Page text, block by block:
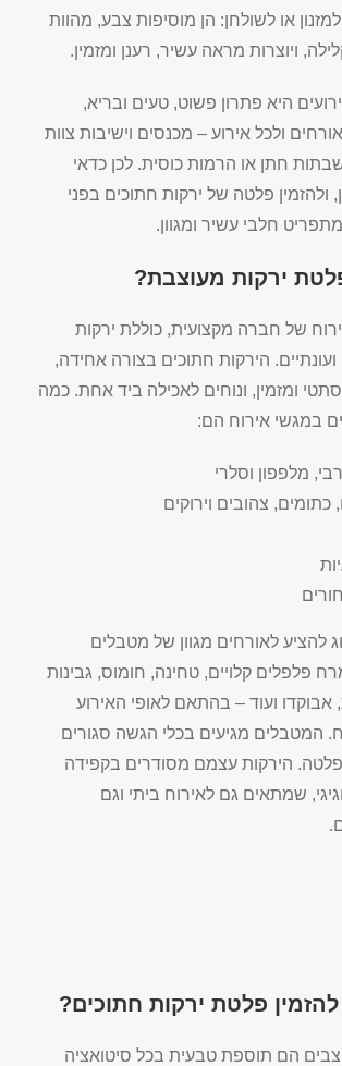
או לשולחן: הן מוסיפות צבע, מהוות
ויוצרות מראה עשיר, רענן ומזמין.
היא פתרון פשוט, טעים ובריא,
ולכל אירוע – מכנסים וישיבות צוות
חתן או הרמות כוסית. לכן כדאי
ולהזמין פלטה של ירקות חתוכים בפני
חלבי עשיר ומגוון.
ירקות מעוצבת?
של חברה מקצועית, כוללת ירקות
ועונתיים. הירקות חתוכים בצורה אחידה,
ומזמין, ונוחים לאכילה ביד אחת. כמה
במגשי אירוח הם:
מלפפון וסלרי
צהובים וירוקים
להציע לאורחים מגוון של מטבלים
פלפלים קלויים, טחינה, חומוס, גבינות
ועוד – בהתאם לאופי האירוע
המטבלים מגיעים בכלי הגשה סגורים
הירקות עצמם מסודרים בקפידה
שמתאים גם לאירוח ביתי וגם
פלטת ירקות חתוכים?
הם תוספת טבעית בכל סיטואציה